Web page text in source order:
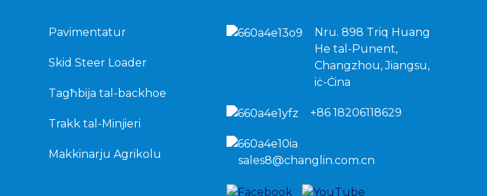
Pavimentatur
Skid Steer Loader
Tagħbija tal-backhoe
Trakk tal-Minjieri
Makkinarju Agrikolu
Nru. 898 Triq Huang
He tal-Punent,
Changzhou, Jiangsu,
iċ-Ċina
+86 18206118629
sales8@changlin.com.cn